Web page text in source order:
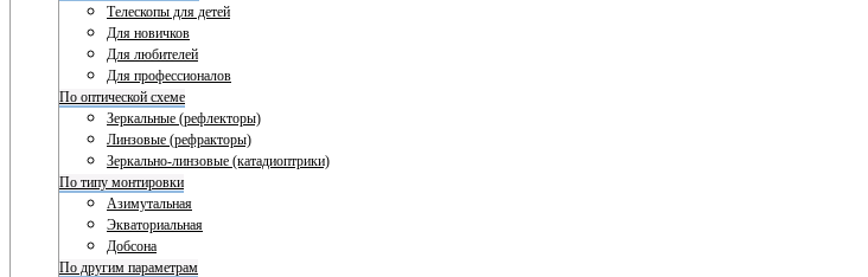
Телескопы для детей
Для новичков
Для любителей
Для профессионалов
По оптической схеме
Зеркальные (рефлекторы)
Линзовые (рефракторы)
Зеркально-линзовые (катадиоптрики)
По типу монтировки
Азимутальная
Экваториальная
Добсона
По другим параметрам